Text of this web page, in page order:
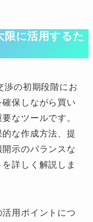
限に活用するた
渉の初期段階にお
保しながら買い
なツールです。
な作成方法、提
示のバランスな
詳しく解説しま
用ポイントにつ